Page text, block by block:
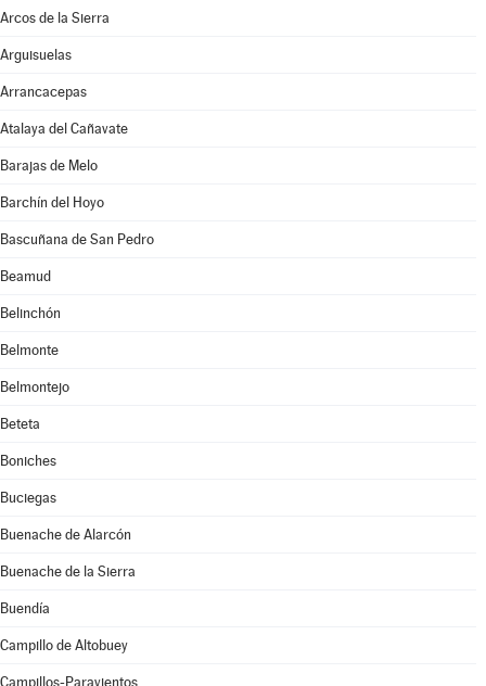
Arcos de la Sierra
Arguisuelas
Arrancacepas
Atalaya del Cañavate
Barajas de Melo
Barchín del Hoyo
Bascuñana de San Pedro
Beamud
Belinchón
Belmonte
Belmontejo
Beteta
Boniches
Buciegas
Buenache de Alarcón
Buenache de la Sierra
Buendía
Campillo de Altobuey
Campillos-Paravientos